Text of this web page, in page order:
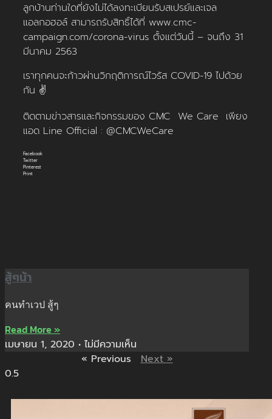
ลูกบ้านท่านใดที่ยังไม่ได้ลงทะเบียนรับสเปรย์และเจล
แอลกอฮอล์ สามารถรับสิทธิ์ได้ที่ www.cmc-
campaign.com/corona-virus ตั้งแต่วันนี้ – จนถึง 31
มีนาคม 2563
เราทุกคนจะก้าวผ่านวิกฤติการณ์ไวรัส COVID-19 ไปด้วย
กัน ✌️
ติดตามข่าวสารและกิจกรรมของ CMC We Care เพียง
แอด Line Official : @CMCWeCare
Facebook
Twitter
Pinterest
Print
สู้ๆน้า
คนทำเวป สู้ๆ
Read More »
เมษายน 1, 2020
ไม่มีความเห็น
« Previous
Next »